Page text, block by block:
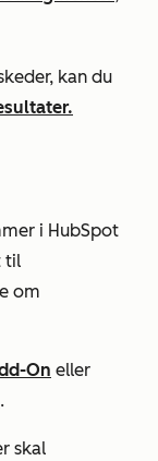
kan du
i HubSpot
til
om
On eller
.
skal